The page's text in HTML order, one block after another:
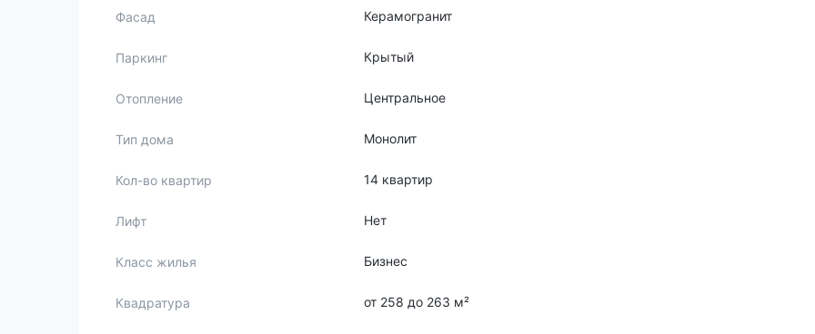
Фасад Керамогранит
Паркинг Крытый
Отопление Центральное
Тип дома Монолит
Кол-во квартир 14 квартир
Лифт Нет
Класс жилья Бизнес
Квадратура от 258 до 263 м²